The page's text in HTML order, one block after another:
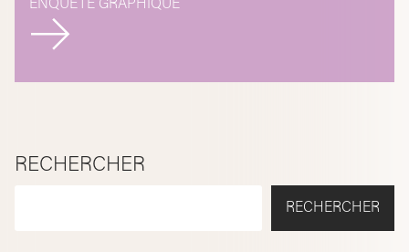
ENQUÊTE GRAPHIQUE
RECHERCHER
RECHERCHER